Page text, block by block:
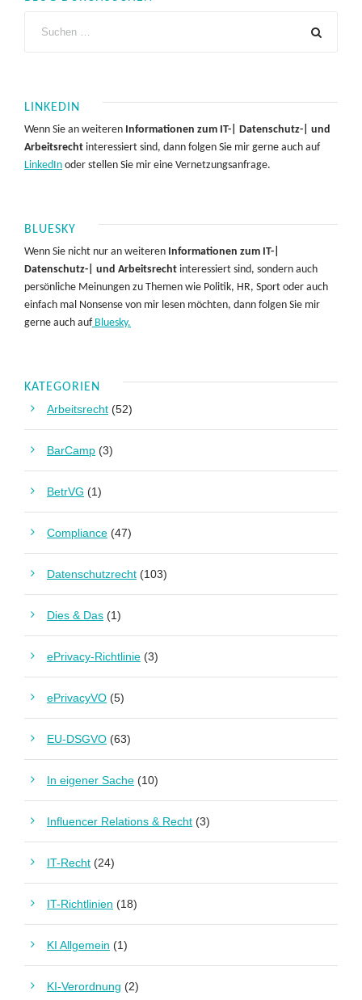
LINKEDIN
Wenn Sie an weiteren Informationen zum IT-| Datenschutz-| und
Arbeitsrecht interessiert sind, dann folgen Sie mir gerne auch auf
LinkedIn oder stellen Sie mir eine Vernetzungsanfrage.
BLUESKY
Wenn Sie nicht nur an weiteren Informationen zum IT-|
Datenschutz-| und Arbeitsrecht interessiert sind, sondern auch
persönliche Meinungen zu Themen wie Politik, HR, Sport oder auch
einfach mal Nonsense von mir lesen möchten, dann folgen Sie mir
gerne auch aufBluesky.
KATEGORIEN
Arbeitsrecht (52)
BarCamp (3)
BetrVG (1)
Compliance (47)
Datenschutzrecht (103)
Dies & Das (1)
ePrivacy-Richtlinie (3)
ePrivacyVO (5)
EU-DSGVO (63)
In eigener Sache (10)
Influencer Relations & Recht (3)
IT-Recht (24)
IT-Richtlinien (18)
KI Allgemein (1)
KI-Verordnung (2)